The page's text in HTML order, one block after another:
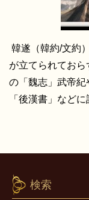
韓遂（韓約/文約
が立てられておら
の「魏志」武帝
「後漢書」など
検索